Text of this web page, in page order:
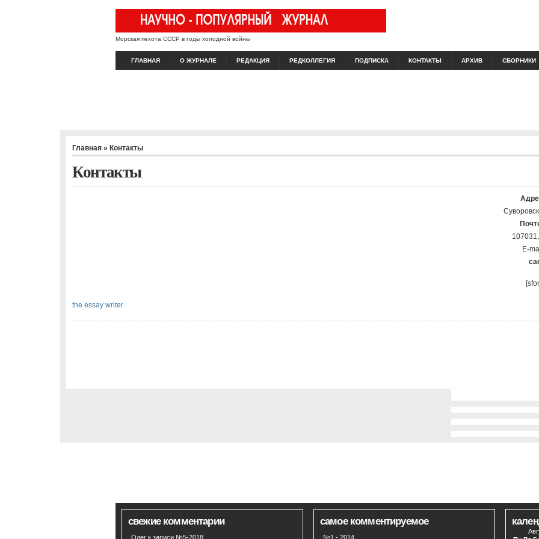
Морская пехота СССР в годы холодной войны
ГЛАВНАЯ О ЖУРНАЛЕ РЕДАКЦИЯ РЕДКОЛЛЕГИЯ ПОДПИСКА КОНТАКТЫ АРХИВ СБОРНИКИ
Главная » Контакты
Контакты
E-
the essay writer
свежие комментарии
Олег к записи №5-2018
самое комментируемое
№1 - 2014